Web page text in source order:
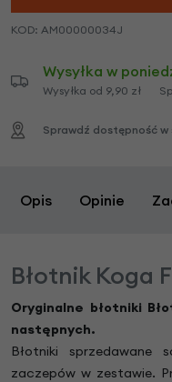
KOD: AM00000034J
Wysyłka w
Wysyłka od 9,90 zł
Sprawdź dostępność
Opis Opinie
Błotnik Koga
Oryginalne błotniki
następnych.
Błotniki sprzedawane
zaczepów w zestawie.